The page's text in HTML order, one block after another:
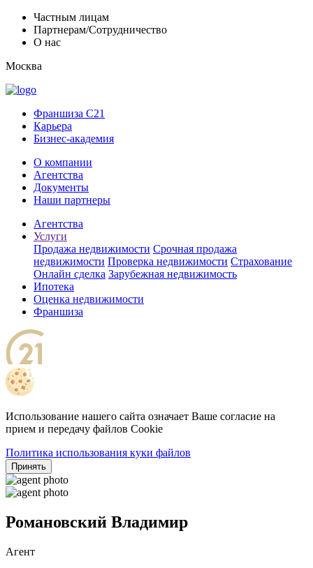
Частным лицам
Партнерам/Сотрудничество
О нас
Москва
Франшиза C21
Карьера
Бизнес-академия
О компании
Агентства
Документы
Наши партнеры
Агентства
Услуги
Продажа недвижимости Срочная продажа
недвижимости Проверка недвижимости Страхование
Онлайн сделка Зарубежная недвижимость
Ипотека
Оценка недвижимости
Франшиза
Использование нашего сайта означает Ваше согласие на
прием и передачу файлов Cookie
Политика использования куки файлов
Принять
Романовский Владимир
Агент